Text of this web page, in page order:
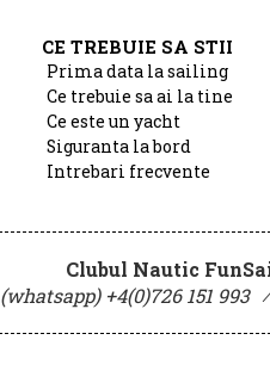
CE TREBUIE SA STII
Prima data la sailing
Ce trebuie sa ai la tine
Ce este un yacht
Siguranta la bord
Intrebari frecvente
Clubul Nautic
(whatsapp) +4(0)726 151 993 ⁄